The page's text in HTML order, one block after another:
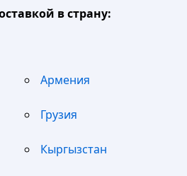
в страну:
Армения
Грузия
Кыргызстан